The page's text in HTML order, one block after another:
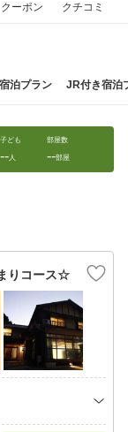
クーポン クチコミ
泊プラン JR付き宿泊
子ども
--人
部屋数
--部屋
りコース☆